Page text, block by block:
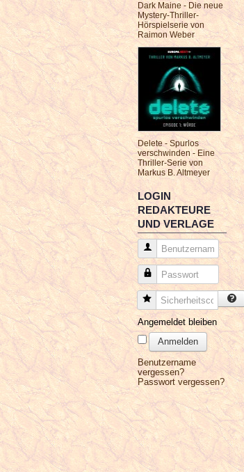
Dark Maine - Die neue
Mystery-Thriller-
Hörspielserie von
Raimon Weber
Delete - Spurlos
verschwinden - Eine
Thriller-Serie von
Markus B. Altmeyer
LOGIN
REDAKTEURE
UND VERLAGE
Benutzername
Passwort
Sicherheitscode
Angemeldet bleiben
Anmelden
Benutzername
vergessen?
Passwort vergessen?